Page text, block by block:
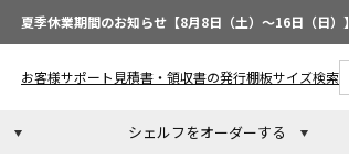
夏季休業期間のお知らせ【8月8日（土）～16日（日）】
お客様サポート 見積書・領収書の発行棚板サイズ検索
シェルフをオーダーする